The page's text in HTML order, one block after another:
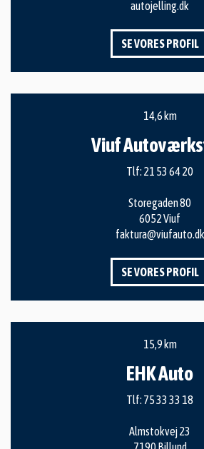
autojelling.dk
SE VORES PROFIL
14,6 km
Viuf
Tlf: 21 53 64 20
Storegaden 80
6052 Viuf
faktura@viufauto.dk
SE VORES PROFIL
15,9 km
EHK Auto
Tlf: 75 33 33 18
Almstokvej 23